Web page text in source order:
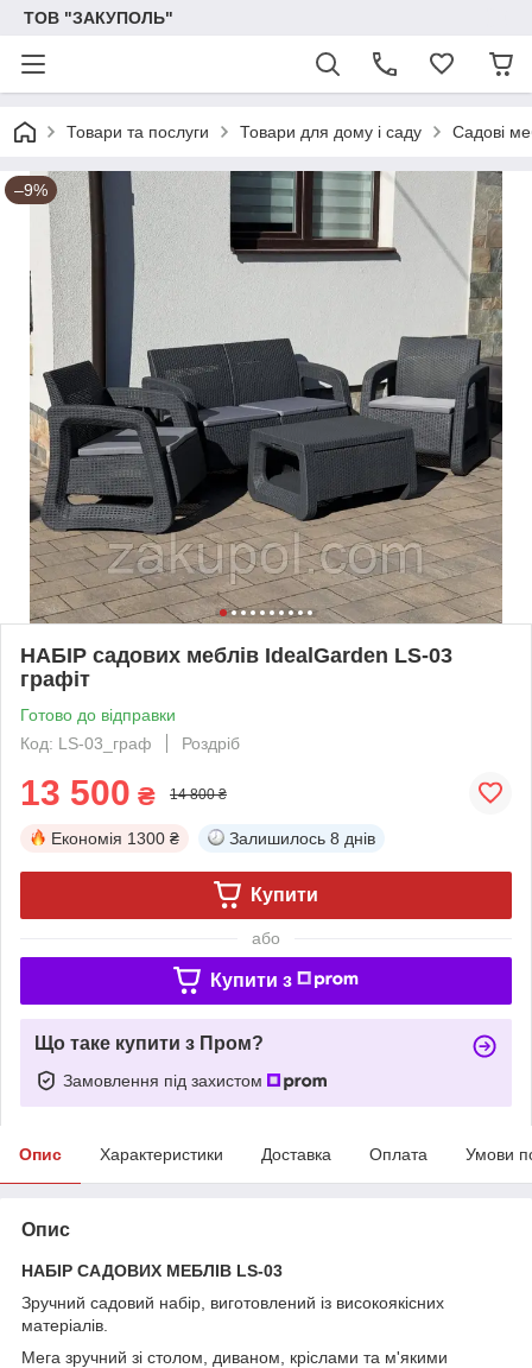
ТОВ "ЗАКУПОЛЬ"
Товари та послуги Товари для дому і саду Садові
–9%
НАБІР садових меблів IdealGarden LS-03
графіт
Готово до відправки
Код: LS-03_граф
Роздріб
13 500 ₴ 14 800 ₴
Економія 1300 ₴ Залишилось 8 днів
Купити
або
Купити з
Що таке купити з Пром?
Замовлення під захистом
Опис Характеристики Доставка Оплата Умови
Опис
НАБІР САДОВИХ МЕБЛІВ LS-03
Зручний садовий набір, виготовлений із високоякісних
матеріалів.
Мега зручний зі столом, диваном, кріслами та м'якими